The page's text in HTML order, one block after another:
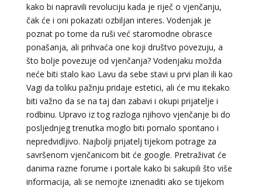
kako bi napravili revoluciju kada je riječ o vjenčanju,
čak će i oni pokazati ozbiljan interes. Vodenjak je
poznat po tome da ruši već staromodne obrasce
ponašanja, ali prihvaća one koji društvo povezuju, a
što bolje povezuje od vjenčanja? Vodenjaku možda
neće biti stalo kao Lavu da sebe stavi u prvi plan ili kao
Vagi da toliku pažnju pridaje estetici, ali će mu itekako
biti važno da se na taj dan zabavi i okupi prijatelje i
rodbinu. Upravo iz tog razloga njihovo vjenčanje bi do
posljednjeg trenutka moglo biti pomalo spontano i
nepredvidljivo. Najbolji prijatelj tijekom potrage za
savršenom vjenčanicom bit će google. Pretraživat će
danima razne forume i portale kako bi sakupili što više
informacija, ali se nemojte iznenaditi ako se tijekom
NIVES/ Kod 20
Tarot savjetnik je zauzet
TEHNIKE: astrologija, sudbinske karte, tarot
Broj tel: 064/600-600
tel:0,93€ - mob:1,12€ min
/ Kod 07
Tarot savjetnik je zauzet
TEHNIKE:tarot, egipatski tarot, visak, rune, numerologija,
astro tarot